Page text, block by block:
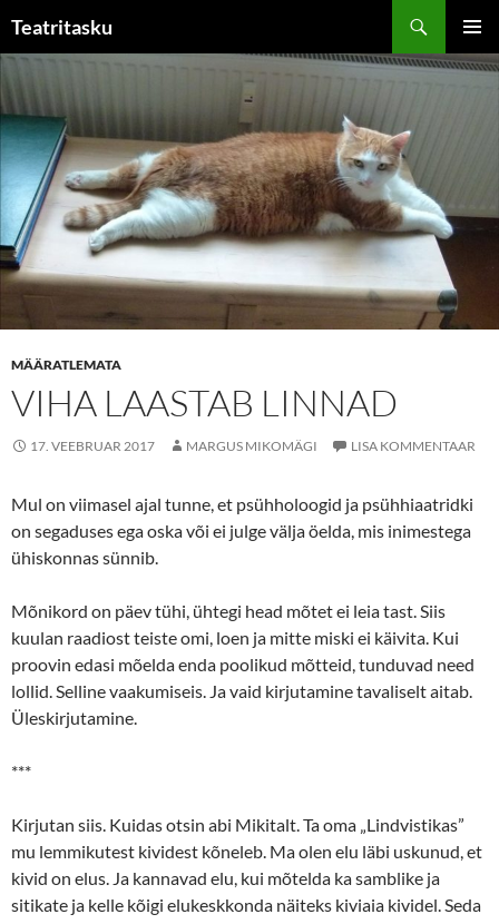
sisu
juurde
Teatritasku
MÄÄRATLEMATA
VIHA LAASTAB LINNAD
17. VEEBRUAR 2017 MARGUS MIKOMÄGI LISA KOMMENTAAR
Mul on viimasel ajal tunne, et psühholoogid ja psühhiaatridki
on segaduses ega oska või ei julge välja öelda, mis inimestega
ühiskonnas sünnib.
Mõnikord on päev tühi, ühtegi head mõtet ei leia tast. Siis
kuulan raadiost teiste omi, loen ja mitte miski ei käivita. Kui
proovin edasi mõelda enda poolikud mõtteid, tunduvad need
lollid. Selline vaakumiseis. Ja vaid kirjutamine tavaliselt aitab.
Üleskirjutamine.
***
Kirjutan siis. Kuidas otsin abi Mikitalt. Ta oma „Lindvistikas”
mu lemmikutest kividest kõneleb. Ma olen elu läbi uskunud, et
kivid on elus. Ja kannavad elu, kui mõtelda ka samblike ja
sitikate ja kelle kõigi elukeskkonda näiteks kiviaia kividel. Seda